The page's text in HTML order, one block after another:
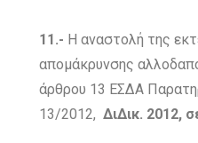
11.- Η αναστολή της
απομάκρυνσης
άρθρου 13 ΕΣΔΑ
13/2012, ΔιΔικ. 2012,